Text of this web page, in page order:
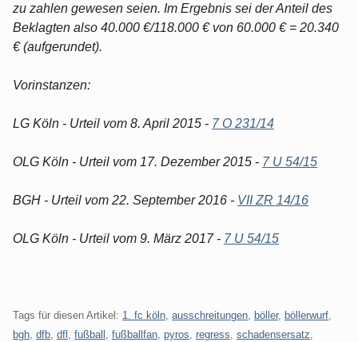
zu zahlen gewesen seien. Im Ergebnis sei der Anteil des
Beklagten also 40.000 €/118.000 € von 60.000 € = 20.340
€ (aufgerundet).
Vorinstanzen:
LG Köln - Urteil vom 8. April 2015 - 7 O 231/14
OLG Köln - Urteil vom 17. Dezember 2015 - 7 U 54/15
BGH - Urteil vom 22. September 2016 - VII ZR 14/16
OLG Köln - Urteil vom 9. März 2017 - 7 U 54/15
Tags für diesen Artikel: 1. fc köln ausschreitungen böller, böllerwurf
bgh dfb dfl fußball fußballfan pyros regress schadensersatz